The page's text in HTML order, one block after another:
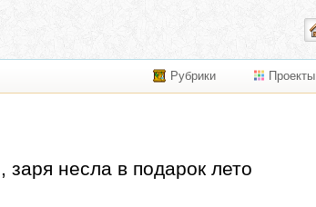
Рубрики Проекты
заря несла в подарок лето